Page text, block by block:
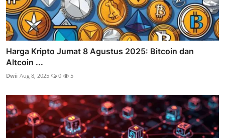
Harga Kripto Jumat 8 Agustus 2025: Bitcoin dan
Altcoin ...
Dwii Aug 8, 2025 0 5